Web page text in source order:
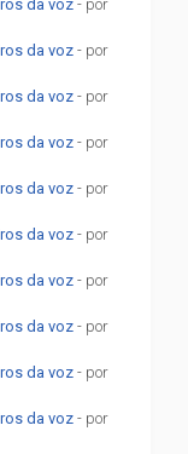
da voz - por
da voz - por
da voz - por
da voz - por
da voz - por
da voz - por
da voz - por
da voz - por
da voz - por
da voz - por